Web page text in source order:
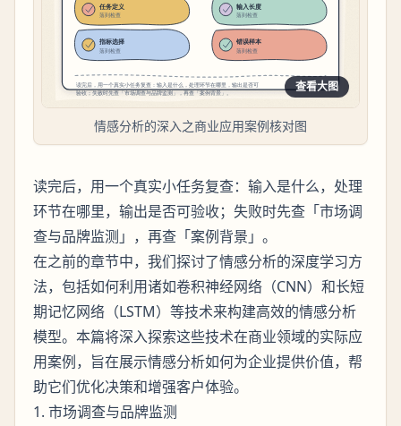
查看大图
情感分析的深入之商业应用案例核对图
读完后，用一个真实小任务复查：输入是什么，处理
环节在哪里，输出是否可验收；失败时先查「市场调
查与品牌监测」，再查「案例背景」。
在之前的章节中，我们探讨了情感分析的深度学习方
法，包括如何利用诸如卷积神经网络（CNN）和长短
期记忆网络（LSTM）等技术来构建高效的情感分析
模型。本篇将深入探索这些技术在商业领域的实际应
用案例，旨在展示情感分析如何为企业提供价值，帮
助它们优化决策和增强客户体验。
1. 市场调查与品牌监测